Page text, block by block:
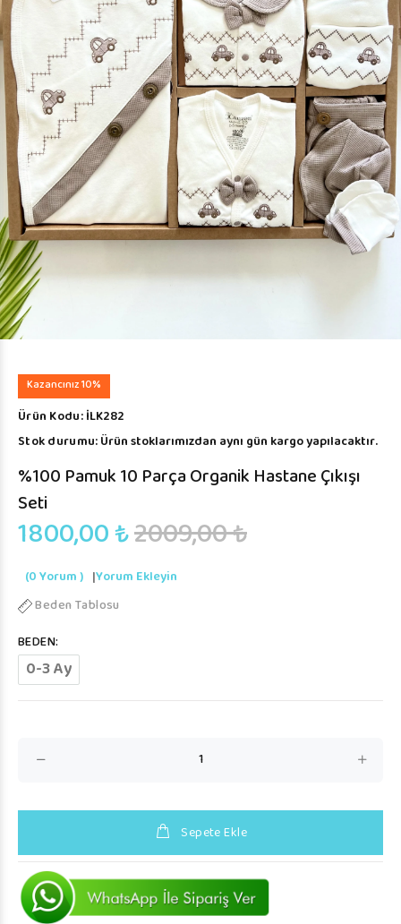
Kazancınız 10%
Ürün Kodu:İLK282
Stok durumu:Ürün stoklarımızdan aynı gün kargo yapılacaktır.
%100 Pamuk 10 Parça Organik Hastane Çıkışı
Seti
1800,00 ₺2009,00 ₺
(0 Yorum ) |Yorum Ekleyin
Beden Tablosu
BEDEN:
0-3 Ay
Sepete Ekle